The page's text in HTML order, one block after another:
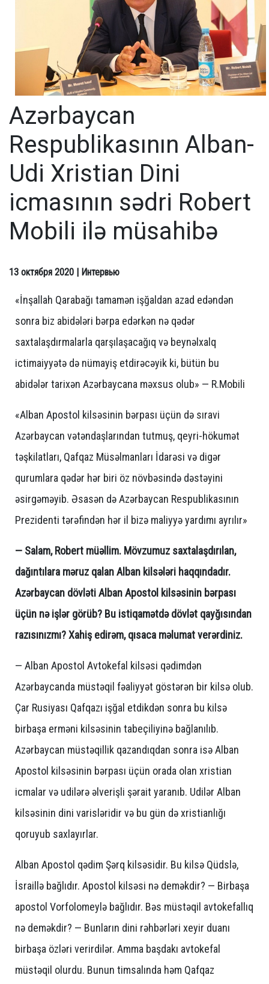
Azərbaycan
Respublikasının Alban-
Udi Xristian Dini
icmasının sədri Robert
Mobili ilə müsahibə
13 октября 2020 | Интервью
«İnşallah Qarabağı tamamən işğaldan azad edəndən
sonra biz abidələri bərpa edərkən nə qədər
saxtalaşdırmalarla qarşılaşacağıq və beynəlxalq
ictimaiyyətə də nümayiş etdirəcəyik ki, bütün bu
abidələr tarixən Azərbaycana məxsus olub» — R.Mobili
«Alban Apostol kilsəsinin bərpası üçün də sıravi
Azərbaycan vətəndaşlarından tutmuş, qeyri-hökumət
təşkilatları, Qafqaz Müsəlmanları İdarəsi və digər
qurumlara qədər hər biri öz növbəsində dəstəyini
əsirgəməyib. Əsasən də Azərbaycan Respublikasının
Prezidenti tərəfindən hər il bizə maliyyə yardımı ayrılır»
— Salam, Robert müəllim. Mövzumuz saxtalaşdırılan,
dağıntılara məruz qalan Alban kilsələri haqqındadır.
Azərbaycan dövləti Alban Apostol kilsəsinin bərpası
üçün nə işlər görüb? Bu istiqamətdə dövlət qayğısından
razısınızmı? Xahiş edirəm, qısaca məlumat verərdiniz.
— Alban Apostol Avtokefal kilsəsi qədimdən
Azərbaycanda müstəqil fəaliyyət göstərən bir kilsə olub.
Çar Rusiyası Qafqazı işğal etdikdən sonra bu kilsə
birbaşa erməni kilsəsinin tabeçiliyinə bağlanılıb.
Azərbaycan müstəqillik qazandıqdan sonra isə Alban
Apostol kilsəsinin bərpası üçün orada olan xristian
icmalar və udilərə əlverişli şərait yaranıb. Udilər Alban
kilsəsinin dini varisləridir və bu gün də xristianlığı
qoruyub saxlayırlar.
Alban Apostol qədim Şərq kilsəsidir. Bu kilsə Qüdslə,
İsraillə bağlıdır. Apostol kilsəsi nə deməkdir? — Birbaşa
apostol Vorfolomeylə bağlıdır. Bəs müstəqil avtokefallıq
nə deməkdir? — Bunların dini rəhbərləri xeyir duanı
birbaşa özləri verirdilər. Amma başdakı avtokefal
müstəqil olurdu. Bunun timsalında həm Qafqaz